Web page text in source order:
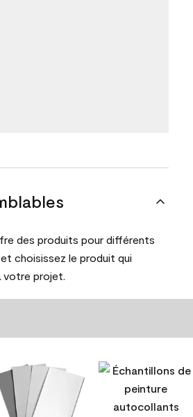
des produits pour différents
choisissez le produit qui
votre projet.